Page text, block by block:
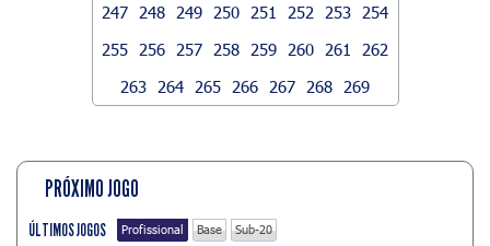
247
248 249 250 251 252 253
254
255
256 257 258 259 260 261
262
263
264 265 266 267 268 269
PRÓXIMO JOGO
ÚLTIMOS JOGOS Profissional Base Sub-20